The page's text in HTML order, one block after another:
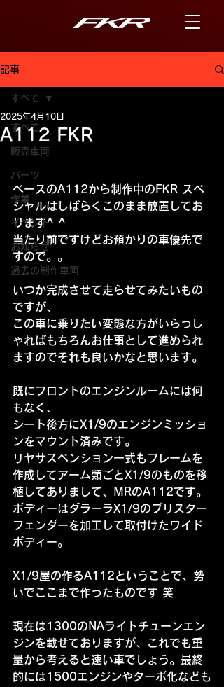
記事
すべて
販売車両
パーツ
作業
イベント
お知らせ
過去の制作車両
すべて
A112 FKR
2025年4月10日
ベースのA112から制作中のFKR スペ
シャルはしばらくこのまま放置してお
ります^ ^
当たり前ですけどお預かりの車優先で
すので。。
いつか完成させて走らせてみたいもの
ですが、
この車に乗りたい変態な方がいらっし
ゃればもちろんお仕事として進められ
ますのでそれも良いかなと思います。
既にフロントのエンジンルームには何
もなく、
シート後方にX1/9のエンジンミッショ
ンをマウント済みです。
リヤサスペンション一式もフレームを
作成してアーム類ごとX1/9のものを移
植してありまして、MRのA112です。
ボディーはダラーラX1/9のブリスター
フェンダーを加工して取付けたワイド
ボディー。
X1/9屋の作るA112ということで、勢
いでここまで作ったものです 笑
現在は1300のNAライトチューンエン
ジンを載せておりますが、これでも重
量から考えると速い車でしょう。最終
的には1500エンジンやターボ化なども